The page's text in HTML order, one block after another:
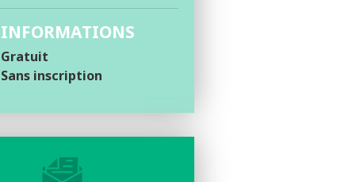
INFORMATIONS
Gratuit
Sans inscription